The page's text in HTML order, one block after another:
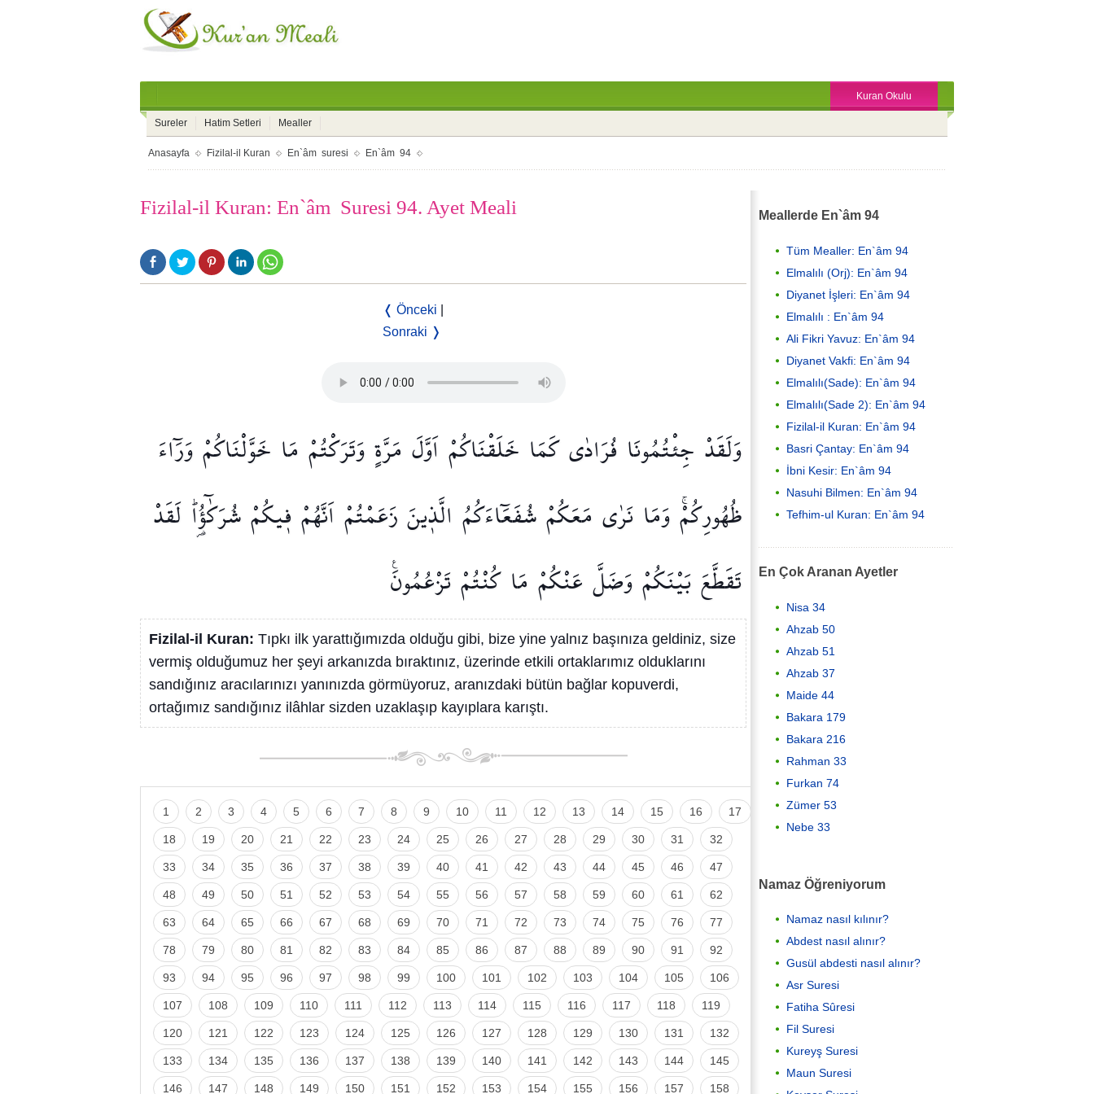
Kuran Okulu
Sureler Hatim Setleri Mealler
Anasayfa Fizilal-il Kuran En`âm suresi En`âm 94
Fizilal-il Kuran: En`âm Suresi 94. Ayet Meali
❬ Önceki
Sonraki ❭
وَلَقَدْ جِئْتُمُونَا فُرَادٰىكَمَا خَلَقْنَاكُمْاَوَّلَ مَرَّةٍوَتَرَكْتُمْ مَا خَوَّلْنَاكُمْوَرَٓاءَ
ظُهُورِكُمْۚوَمَا نَرٰى مَعَكُمْشُفَعَٓاءَكُمُ الَّذ۪ينَزَعَمْتُمْاَنَّهُمْ ف۪يكُمْشُرَكٰٓؤُ۬اۜ لَقَدْ
تَقَطَّعَبَيْنَكُمْوَضَلَّ عَنْكُمْ مَا كُنْتُمْتَزْعُمُونَ۟
Fizilal-il Kuran: Tıpkı ilk yarattığımızda olduğu gibi, bize yine yalnız başınıza geldiniz, size
vermiş olduğumuz her şeyi arkanızda bıraktınız, üzerinde etkili ortaklarımız olduklarını
sandığınız aracılarınızı yanınızda görmüyoruz, aranızdaki bütün bağlar kopuverdi,
ortağımız sandığınız ilâhlar sizden uzaklaşıp kayıplara karıştı.
1 2 3 4 5 6 7 8 9 10 11 12 13 14 15 16 17
18 19 20 21 22 23 24 25 26 27 28 29 30 31 32
33 34 35 36 37 38 39 40 41 42 43 44 45 46 47
48 49 50 51 52 53 54 55 56 57 58 59 60 61 62
63 64 65 66 67 68 69 70 71 72 73 74 75 76 77
78 79 80 81 82 83 84 85 86 87 88 89 90 91 92
93 94 95 96 97 98 99 100 101 102 103 104 105 106
107 108 109 110 111 112 113 114 115 116 117 118 119
120 121 122 123 124 125 126 127 128 129 130 131 132
133 134 135 136 137 138 139 140 141 142 143 144 145
146 147 148 149 150 151 152 153 154 155 156 157 158
Meallerde En`âm 94
Tüm Mealler: En`âm 94
Elmalılı (Orj): En`âm 94
Diyanet İşleri: En`âm 94
Elmalılı : En`âm 94
Ali Fikri Yavuz: En`âm 94
Diyanet Vakfi: En`âm 94
Elmalılı(Sade): En`âm 94
Elmalılı(Sade 2): En`âm 94
Fizilal-il Kuran: En`âm 94
Basri Çantay: En`âm 94
İbni Kesir: En`âm 94
Nasuhi Bilmen: En`âm 94
Tefhim-ul Kuran: En`âm 94
En Çok Aranan Ayetler
Nisa 34
Ahzab 50
Ahzab 51
Ahzab 37
Maide 44
Bakara 179
Bakara 216
Rahman 33
Furkan 74
Zümer 53
Nebe 33
Namaz Öğreniyorum
Namaz nasıl kılınır?
Abdest nasıl alınır?
Gusül abdesti nasıl alınır?
Asr Suresi
Fatiha Sûresi
Fil Suresi
Kureyş Suresi
Maun Suresi